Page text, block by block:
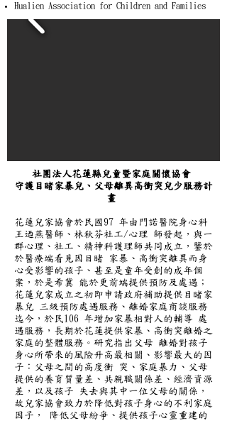
Hualien Association for Children and Families
社團法人花蓮縣兒童暨家庭關懷協會
守護目睹家暴兒、父母離異高衝突兒少服務計
畫
花蓮兒家協會於民國97 年由門諾醫院身心科
王迺燕醫師、林秋芬社工/心理 師發起，與一
群心理、社工、精神科護理師共同成立，鑒於
於醫療端看見因目睹 家暴、高衝突離異而身
心受影響的孩子、甚至是童年受創的成年個
案，於是希冀 能於更前端提供預防及處遇；
花蓮兒家成立之初即申請政府補助提供目睹家
暴兒 三級預防處遇服務、離婚家庭商談服務
迄今，於民106 年增加家暴相對人的輔導 處
遇服務，長期於花蓮提供家暴、高衝突離婚之
家庭的整體服務。研究指出父母 離婚對孩子
身心所帶來的風險升高最相關、影響最大的因
子：父母之間的高度衝 突、家庭暴力、父母
提供的養育質量差、共親職關係差、經濟資源
差，以及孩子 失去與其中一位父母的關係，
故兒家協會致力於降低對孩子身心的不利家庭
因子， 降低父母紛爭、提供孩子心靈重建的